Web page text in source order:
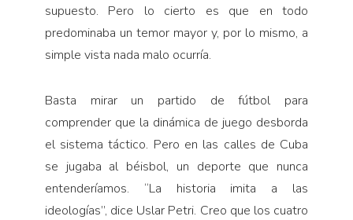
supuesto. Pero lo cierto es que en todo
predominaba un temor mayor y, por lo mismo, a
simple vista nada malo ocurría.
Basta mirar un partido de fútbol para
comprender que la dinámica de juego desborda
el sistema táctico. Pero en las calles de Cuba
se jugaba al béisbol, un deporte que nunca
entenderíamos. “La historia imita a las
ideologías”, dice Uslar Petri. Creo que los cuatro